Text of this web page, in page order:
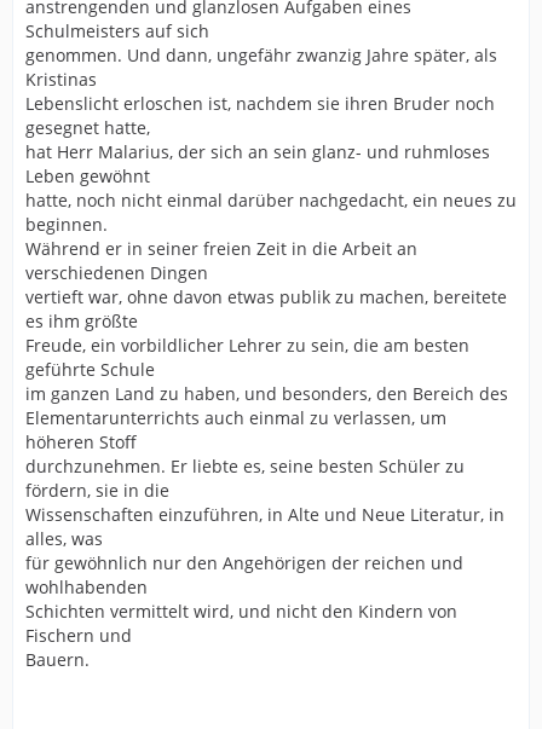
anstrengenden und glanzlosen Aufgaben eines
Schulmeisters auf sich
genommen. Und dann, ungefähr zwanzig Jahre später, als
Kristinas
Lebenslicht erloschen ist, nachdem sie ihren Bruder noch
gesegnet hatte,
hat Herr Malarius, der sich an sein glanz- und ruhmloses
Leben gewöhnt
hatte, noch nicht einmal darüber nachgedacht, ein neues zu
beginnen.
Während er in seiner freien Zeit in die Arbeit an
verschiedenen Dingen
vertieft war, ohne davon etwas publik zu machen, bereitete
es ihm größte
Freude, ein vorbildlicher Lehrer zu sein, die am besten
geführte Schule
im ganzen Land zu haben, und besonders, den Bereich des
Elementarunterrichts auch einmal zu verlassen, um
höheren Stoff
durchzunehmen. Er liebte es, seine besten Schüler zu
fördern, sie in die
Wissenschaften einzuführen, in Alte und Neue Literatur, in
alles, was
für gewöhnlich nur den Angehörigen der reichen und
wohlhabenden
Schichten vermittelt wird, und nicht den Kindern von
Fischern und
Bauern.